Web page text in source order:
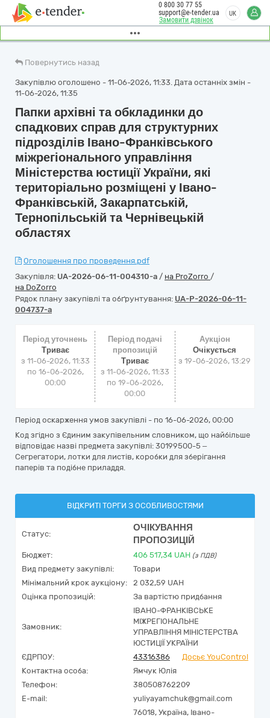
Замовити дзвінок
0 800 30 77 55
support@e-tender.ua
UK
Повернутись назад
Закупівлю оголошено - 11-06-2026, 11:33. Дата останніх змін -
11-06-2026, 11:35
Папки архівні та обкладинки до
спадкових справ для структурних
підрозділів Івано-Франківського
міжрегіонального управління
Міністерства юстиції України, які
територіально розміщені у Івано-
Франківській, Закарпатській,
Тернопільській та Чернівецькій
областях
Оголошення про проведення.pdf
Закупівля: UA-2026-06-11-004310-a / на ProZorro /
на DoZorro
Рядок плану закупівлі та обґрунтування: UA-P-2026-06-11-
004737-a
Період уточнень
Триває
з 11-06-2026, 11:33
по 16-06-2026,
00:00
Період подачі
пропозицій
Триває
з 11-06-2026, 11:33
по 19-06-2026,
00:00
Аукціон
Очікується
з19-06-2026, 13:29
Період оскарження умов закупівлі - по 16-06-2026, 00:00
Код згідно з Єдиним закупівельним словником, що найбільше
відповідає назві предмета закупівлі: 30199500-5 –
Сегрегатори, лотки для листів, коробки для зберігання
паперів та подібне приладдя.
ВІДКРИТІ ТОРГИ З ОСОБЛИВОСТЯМИ
Статус:
ОЧІКУВАННЯ
ПРОПОЗИЦІЙ
Бюджет: 406 517,34 UAH (з ПДВ)
Вид предмету закупівлі:
Товари
Мінімальний крок аукціону:
2 032,59 UAH
Оцінка пропозицій:
За вартістю придбання
Замовник:
ІВАНО-ФРАНКІВСЬКЕ
МІЖРЕГІОНАЛЬНЕ
УПРАВЛІННЯ МІНІСТЕРСТВА
ЮСТИЦІЇ УКРАЇНИ
ЄДРПОУ:
43316386
Досьє YouControl
Контактна особа:
Ямчук Юлія
Телефон:
380508762209
E-mail:
yuliyayamchuk@gmail.com
76018, Україна, Івано-